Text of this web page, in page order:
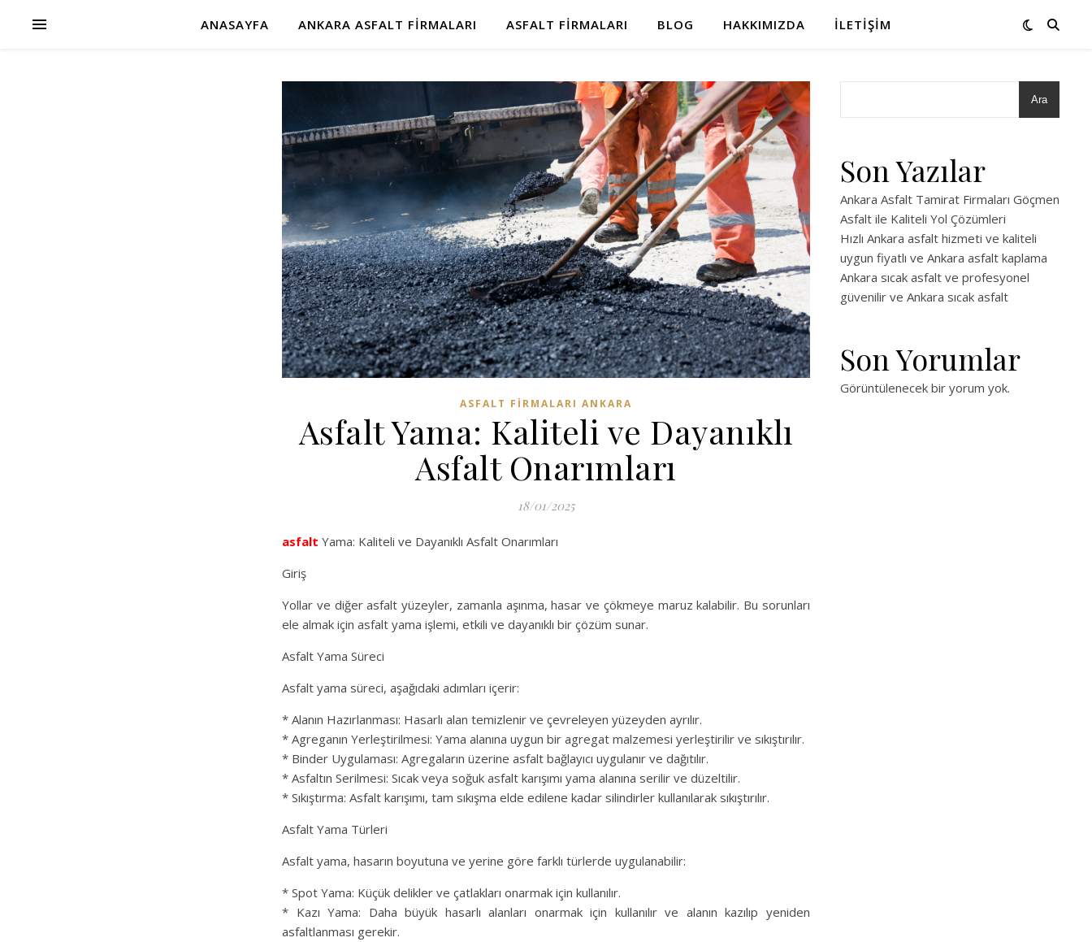
ANASAYFA ANKARA ASFALT FIRMALARI ASFALT FIRMALARI BLOG HAKKIMIZDA İLETIŞIM
ASFALT FIRMALARI ANKARA
Asfalt Yama: Kaliteli ve Dayanıklı
Asfalt Onarımları
18/01/2025
asfalt Yama: Kaliteli ve Dayanıklı Asfalt Onarımları
Giriş
Yollar ve diğer asfalt yüzeyler, zamanla aşınma, hasar ve çökmeye maruz kalabilir. Bu sorunları
ele almak için asfalt yama işlemi, etkili ve dayanıklı bir çözüm sunar.
Asfalt Yama Süreci
Asfalt yama süreci, aşağıdaki adımları içerir:
* Alanın Hazırlanması: Hasarlı alan temizlenir ve çevreleyen yüzeyden ayrılır.
* Agreganın Yerleştirilmesi: Yama alanına uygun bir agregat malzemesi yerleştirilir ve sıkıştırılır.
* Binder Uygulaması: Agregaların üzerine asfalt bağlayıcı uygulanır ve dağıtılır.
* Asfaltın Serilmesi: Sıcak veya soğuk asfalt karışımı yama alanına serilir ve düzeltilir.
* Sıkıştırma: Asfalt karışımı, tam sıkışma elde edilene kadar silindirler kullanılarak sıkıştırılır.
Asfalt Yama Türleri
Asfalt yama, hasarın boyutuna ve yerine göre farklı türlerde uygulanabilir:
* Spot Yama: Küçük delikler ve çatlakları onarmak için kullanılır.
* Kazı Yama: Daha büyük hasarlı alanları onarmak için kullanılır ve alanın kazılıp yeniden
asfaltlanması gerekir.
Ara
Son Yazılar
Ankara Asfalt Tamirat Firmaları Göçmen
Asfalt ile Kaliteli Yol Çözümleri
Hızlı Ankara asfalt hizmeti ve kaliteli
uygun fiyatlı ve Ankara asfalt kaplama
Ankara sıcak asfalt ve profesyonel
güvenilir ve Ankara sıcak asfalt
Son Yorumlar
Görüntülenecek bir yorum yok.